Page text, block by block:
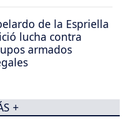
de la Espriella
lucha contra
armados
+